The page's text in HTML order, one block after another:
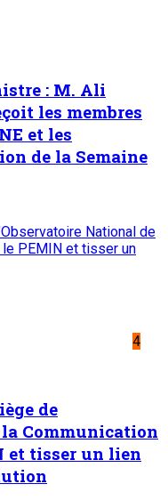
: M. Ali
les membres
et les
de la Semaine
National de
le PEMIN et tisser un
4
de
Communication
et tisser un lien